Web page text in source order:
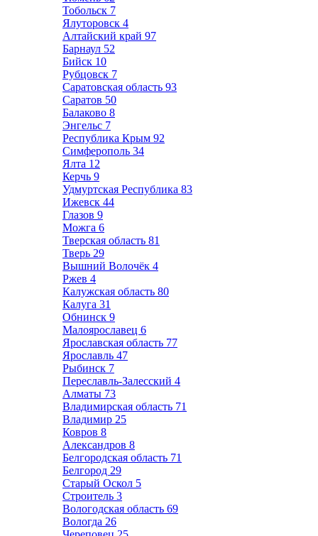
Тобольск 7
Ялуторовск 4
Алтайский край 97
Барнаул 52
Бийск 10
Рубцовск 7
Саратовская область 93
Саратов 50
Балаково 8
Энгельс 7
Республика Крым 92
Симферополь 34
Ялта 12
Керчь 9
Удмуртская Республика 83
Ижевск 44
Глазов 9
Можга 6
Тверская область 81
Тверь 29
Вышний Волочёк 4
Ржев 4
Калужская область 80
Калуга 31
Обнинск 9
Малоярославец 6
Ярославская область 77
Ярославль 47
Рыбинск 7
Переславль-Залесский 4
Алматы 73
Владимирская область 71
Владимир 25
Ковров 8
Александров 8
Белгородская область 71
Белгород 29
Старый Оскол 5
Строитель 3
Вологодская область 69
Вологда 26